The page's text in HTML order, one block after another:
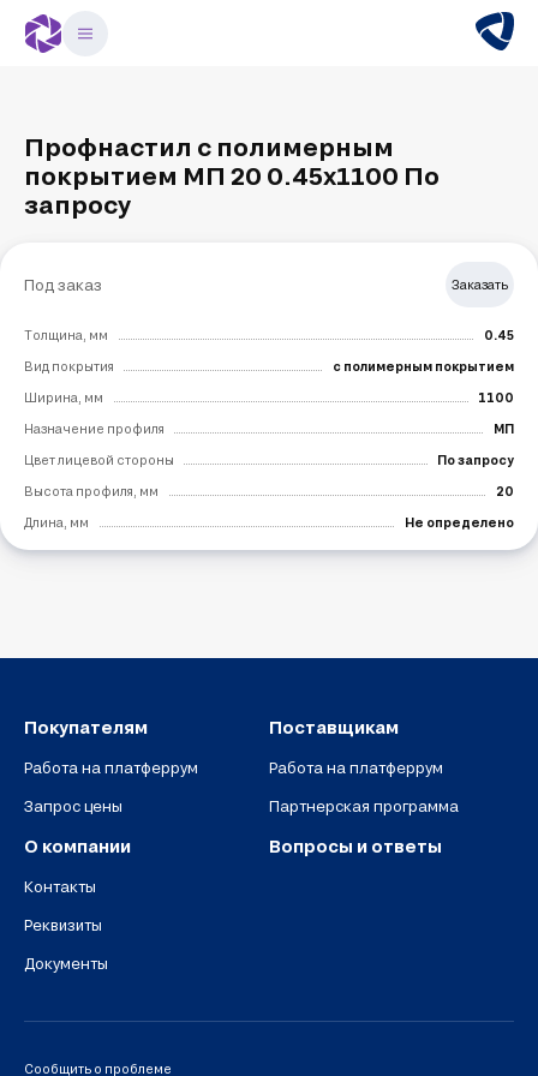
Профнастил с полимерным
покрытием МП 20 0.45х1100 По
запросу
Под заказ Заказать
Толщина, мм 0.45
Вид покрытия с полимерным покрытием
Ширина, мм 1100
Назначение профиля МП
Цвет лицевой стороны По запросу
Высота профиля, мм 20
Длина, мм Не определено
Покупателям
Работа на платферрум
Запрос цены
Поставщикам
Работа на платферрум
Партнерская программа
О компании
Контакты
Реквизиты
Документы
Вопросы и ответы
Сообщить о проблеме